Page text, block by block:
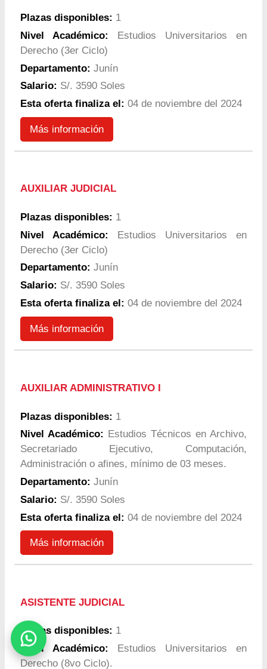
Plazas disponibles: 1
Nivel Académico:
Estudios Universitarios en
Derecho (3er Ciclo)
Departamento: Junín
Salario: S/. 3590 Soles
Esta oferta finaliza el: 04 de noviembre del 2024
Más información
AUXILIAR JUDICIAL
Plazas disponibles: 1
Nivel Académico:
Estudios Universitarios en
Derecho (3er Ciclo)
Departamento: Junín
Salario: S/. 3590 Soles
Esta oferta finaliza el: 04 de noviembre del 2024
Más información
AUXILIAR ADMINISTRATIVO I
Plazas disponibles: 1
Nivel Académico:
Estudios Técnicos en Archivo,
Secretariado Ejecutivo, Computación,
Administración o afines, mínimo de 03 meses.
Departamento: Junín
Salario: S/. 3590 Soles
Esta oferta finaliza el: 04 de noviembre del 2024
Más información
ASISTENTE JUDICIAL
Plazas disponibles: 1
Nivel Académico:
Estudios Universitarios en
Derecho (8vo Ciclo).